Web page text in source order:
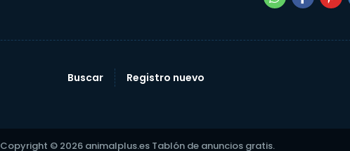
Buscar Registro nuevo
Copyright © 2026 animalplus.es Tablón de anuncios gratis.